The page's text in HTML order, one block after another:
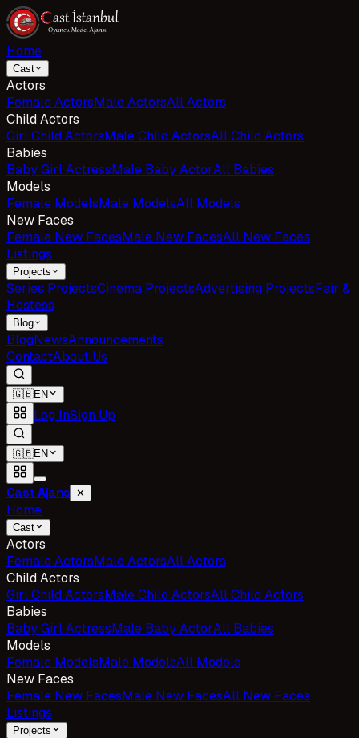
Home
Cast
Actors
Female ActorsMale ActorsAll Actors
Child Actors
Girl Child ActorsMale Child ActorsAll Child Actors
Babies
Baby Girl ActressMale Baby ActorAll Babies
Models
Female ModelsMale ModelsAll Models
New Faces
Female New FacesMale New FacesAll New Faces
Listings
Projects
Series ProjectsCinema ProjectsAdvertising ProjectsFair &
Hostess
Blog
BlogNewsAnnouncements
ContactAbout Us
🇬🇧EN
Log InSign Up
🇬🇧EN
Cast Ajans ✕
Home
Cast
Actors
Female ActorsMale ActorsAll Actors
Child Actors
Girl Child ActorsMale Child ActorsAll Child Actors
Babies
Baby Girl ActressMale Baby ActorAll Babies
Models
Female ModelsMale ModelsAll Models
New Faces
Female New FacesMale New FacesAll New Faces
Listings
Projects